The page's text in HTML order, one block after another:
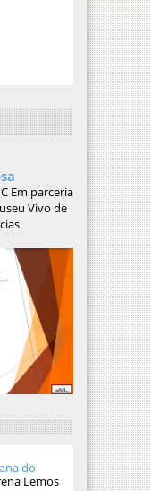
Em parceria
Vivo de
do
Lemos